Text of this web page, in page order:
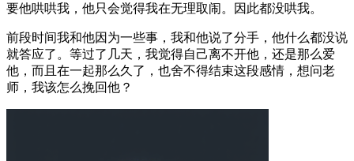
要他哄哄我，他只会觉得我在无理取闹。因此都没哄我。
前段时间我和他因为一些事，我和他说了分手，他什么都没说
就答应了。等过了几天，我觉得自己离不开他，还是那么爱
他，而且在一起那么久了，也舍不得结束这段感情，想问老
师，我该怎么挽回他？